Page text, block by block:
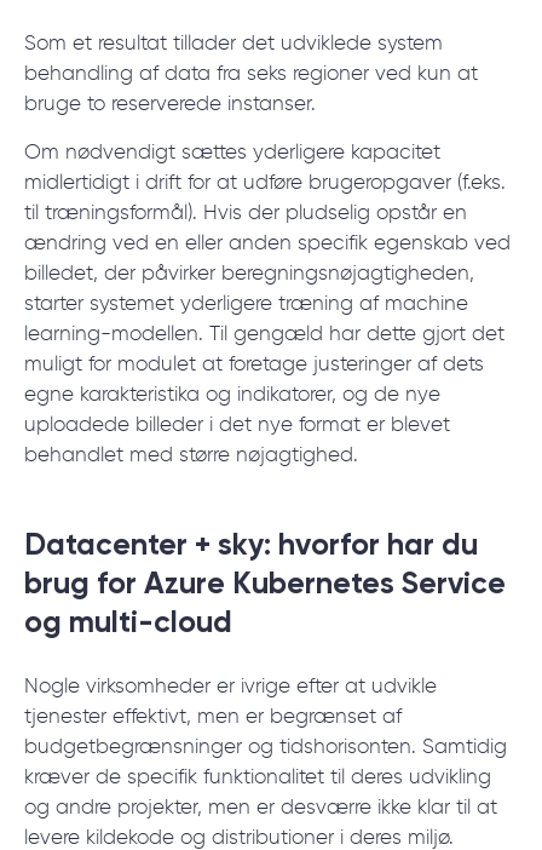
Som et resultat tillader det udviklede system
behandling af data fra seks regioner ved kun at
bruge to reserverede instanser.
Om nødvendigt sættes yderligere kapacitet
midlertidigt i drift for at udføre brugeropgaver (f.eks.
til træningsformål). Hvis der pludselig opstår en
ændring ved en eller anden specifik egenskab ved
billedet, der påvirker beregningsnøjagtigheden,
starter systemet yderligere træning af machine
learning-modellen. Til gengæld har dette gjort det
muligt for modulet at foretage justeringer af dets
egne karakteristika og indikatorer, og de nye
uploadede billeder i det nye format er blevet
behandlet med større nøjagtighed.
Datacenter + sky: hvorfor har du
brug for Azure Kubernetes Service
og multi-cloud
Nogle virksomheder er ivrige efter at udvikle
tjenester effektivt, men er begrænset af
budgetbegrænsninger og tidshorisonten. Samtidig
kræver de specifik funktionalitet til deres udvikling
og andre projekter, men er desværre ikke klar til at
levere kildekode og distributioner i deres miljø.